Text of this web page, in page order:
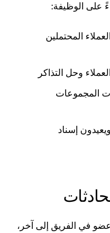
الوظيفة:
المحتملين
وحل التذاكر
إسناد
الفريق إلى آخر،